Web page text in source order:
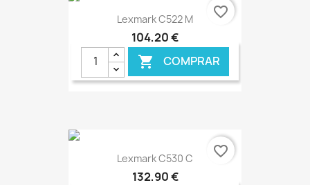
€ ONLINE
Lexmark C522 M
104,20 €
 COMPRAR
€ ONLINE
favorite_border
Lexmark C530 C
132,90 €
favorite_border